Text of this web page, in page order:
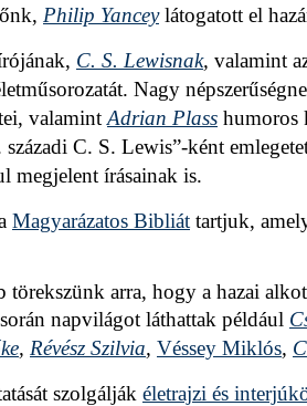
Philip Yanceylátogatott el
C. S. Lewisnak, valamint
Nagy
valamint Adrian Plass humoros
C. S. Lewis”-ként
megjelent írásainak is.
Magyarázatos Bibliát tartjuk,
arra, hogy a hazai
napvilágot láthattak például
, Révész Szilvia, Véssey Miklós,
szolgálják életrajzi és